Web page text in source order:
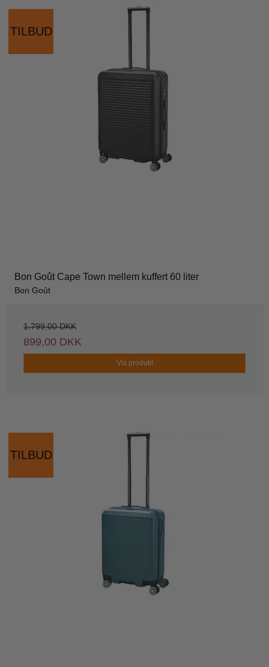
TILBUD
Bon Goût Cape Town mellem kuffert 60 liter
Bon Goût
1.799,00 DKK
899,00 DKK
Vis produkt
TILBUD